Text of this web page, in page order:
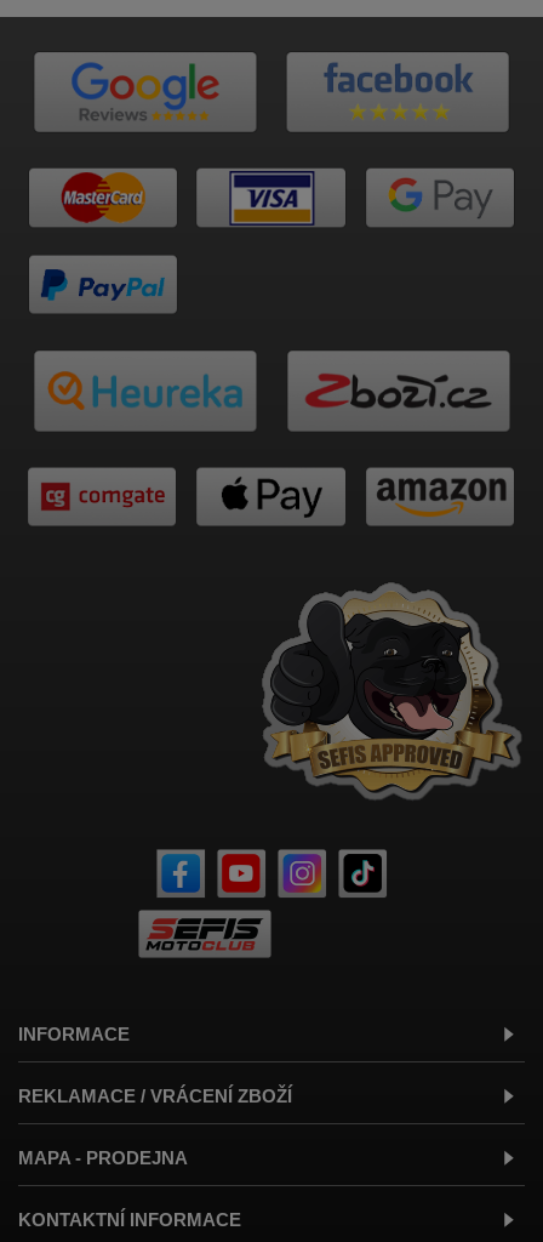
INFORMACE
REKLAMACE / VRÁCENÍ ZBOŽÍ
MAPA - PRODEJNA
KONTAKTNÍ INFORMACE